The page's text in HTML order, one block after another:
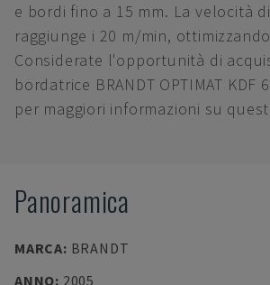
e bordi fino a 15 mm. La velocità
raggiunge i 20 m/min,
Considerate l'opportunità di
bordatrice BRANDT OPTIMAT KDF
per maggiori informazioni su
Panoramica
MARCA: BRANDT
ANNO: 2005